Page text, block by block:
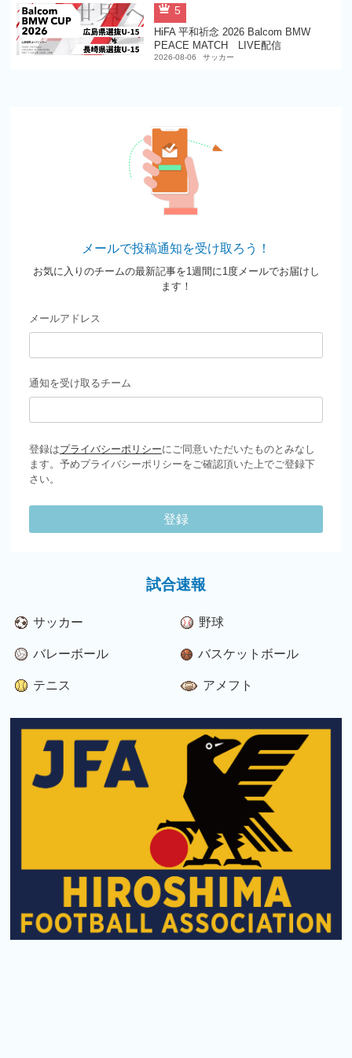
5
HiFA 平和祈念 2026 Balcom BMW
PEACE MATCH LIVE配信
2026-08-06 サッカー
メールで投稿通知を受け取ろう！
お気に入りのチームの最新記事を1週間に1度メールでお届けし
ます！
メールアドレス
通知を受け取るチーム
登録はプライバシーポリシーにご同意いただいたものとみなし
ます。予めプライバシーポリシーをご確認頂いた上でご登録下
さい。
登録
試合速報
サッカー 野球
バレーボール バスケットボール
テニス アメフト